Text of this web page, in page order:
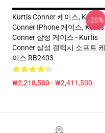
Kurtis Conner 케이스, Kurtis
Conner IPhone 케이스, Kurtis
Conner 삼성 케이스 - Kurtis
Conner 삼성 갤럭시 소프트 케
이스 RB2403
₩2,218,580 - ₩2,411,500
-20%